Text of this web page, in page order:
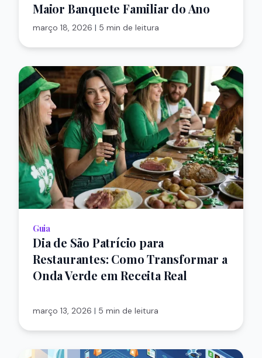
Maior Banquete Familiar do Ano
março 18, 2026 | 5 min de leitura
Guia
Dia de São Patrício para
Restaurantes: Como Transformar a
Onda Verde em Receita Real
março 13, 2026 | 5 min de leitura